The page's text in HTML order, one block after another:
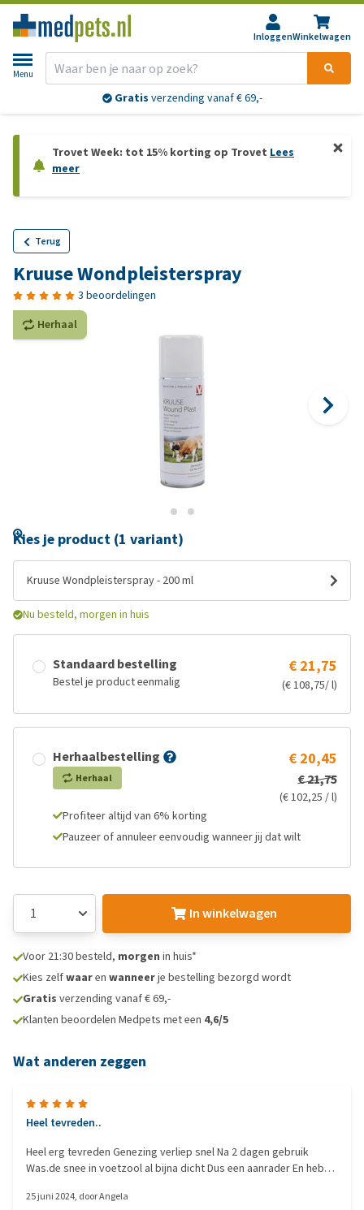
InloggenWinkelwagen
Menu
Gratis verzending vanaf € 69,-
Trovet Week: tot 15% korting op Trovet Lees
meer
Terug
Kruuse Wondpleisterspray
3 beoordelingen
Herhaal
Kies je product (1 variant)
Kruuse Wondpleisterspray - 200 ml
Nu besteld, morgen in huis
Standaard bestelling
Bestel je product eenmalig
€ 21,75
(€ 108,75/ l)
Herhaalbestelling
Herhaal
€ 20,45
€ 21,75
(€ 102,25 / l)
Profiteer altijd van 6% korting
Pauzeer of annuleer eenvoudig wanneer jij dat wilt
In winkelwagen
Voor 21:30 besteld, morgen in huis*
Kies zelfwaaren wanneerje bestelling bezorgd wordt
Gratis verzending vanaf € 69,-
Klanten beoordelen Medpets met een 4,6/5
Wat anderen zeggen
Heel tevreden..
Heel erg tevreden Genezing verliep snel Na 2 dagen gebruik
Was.de snee in voetzool al bijna dicht Dus een aanrader En heb
25 juni 2024, doorAngela